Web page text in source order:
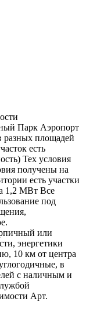
Парк Аэропорт
разных площадей
есть
Тех условия
получены на
есть участки
1,2 МВт Все
под
или
энергетики
10 км от центра
в
с наличным и
Арт.